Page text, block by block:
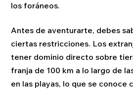
los foráneos.
Antes de aventurarte, debes
ciertas restricciones. Los
tener dominio directo sobre
franja de 100 km a lo largo de
en las playas, lo que se conoce